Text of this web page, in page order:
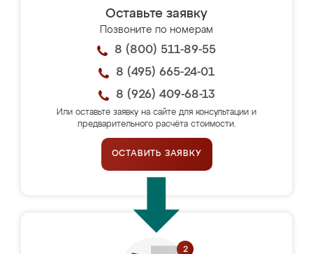
Оставьте заявку
Позвоните по номерам
8 (800) 511-89-55
8 (495) 665-24-01
8 (926) 409-68-13
Или оставьте заявку на сайте для консультации и
предварительного расчёта стоимости.
ОСТАВИТЬ ЗАЯВКУ